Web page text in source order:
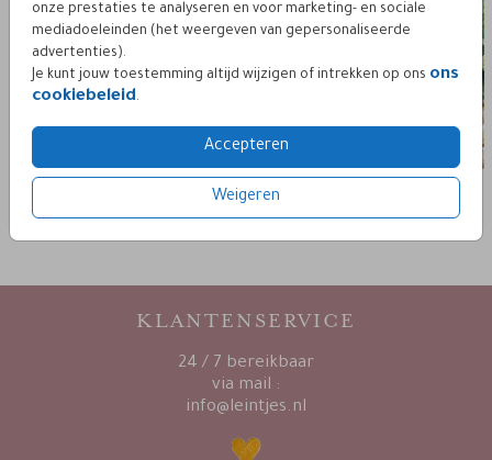
onze prestaties te analyseren en voor marketing- en sociale
mediadoeleinden (het weergeven van gepersonaliseerde
advertenties).
Je kunt jouw toestemming altijd wijzigen of intrekken op ons ons
cookiebeleid.
Accepteren
Weigeren
KLANTENSERVICE
24 / 7 bereikbaar
via mail :
info@leintjes.nl